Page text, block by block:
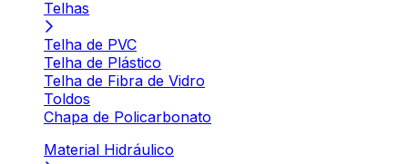
Telhas
Telha de PVC
Telha de Plástico
Telha de Fibra de Vidro
Toldos
Chapa de Policarbonato
Material Hidráulico